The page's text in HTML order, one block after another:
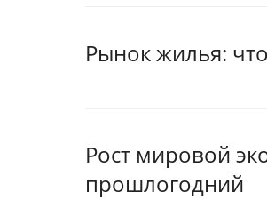
Рынок жилья:
Рост мировой
прошлогодний